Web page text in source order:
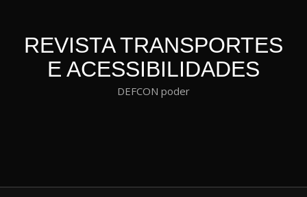
REVISTA TRANSPORTES
E ACESSIBILIDADES
DEFCON poder